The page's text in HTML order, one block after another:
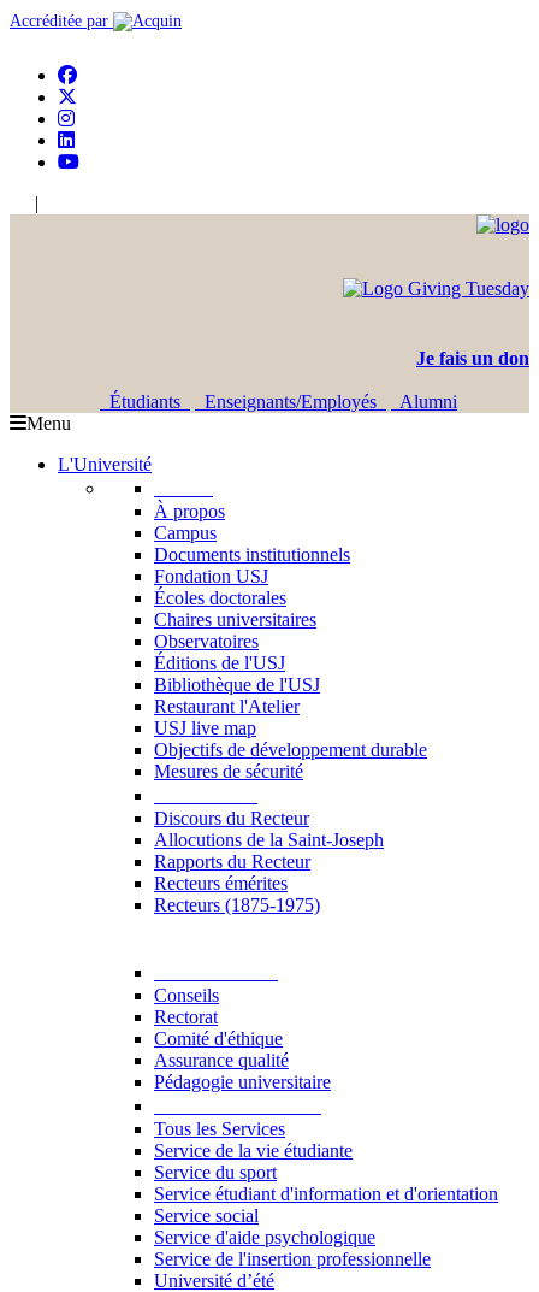
Accréditée par
|
Je fais un don
Étudiants Enseignants/Employés
Alumni
Menu
L'Université
À propos
Campus
Documents institutionnels
Fondation USJ
Écoles doctorales
Chaires universitaires
Observatoires
Éditions de l'USJ
Bibliothèque de l'USJ
Restaurant l'Atelier
USJ live map
Objectifs de développement durable
Mesures de sécurité
Discours du Recteur
Allocutions de la Saint-Joseph
Rapports du Recteur
Recteurs émérites
Recteurs (1875-1975)
Conseils
Rectorat
Comité d'éthique
Assurance qualité
Pédagogie universitaire
Tous les Services
Service de la vie étudiante
Service du sport
Service étudiant d'information et d'orientation
Service social
Service d'aide psychologique
Service de l'insertion professionnelle
Université d’été